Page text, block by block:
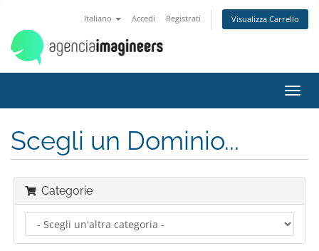
Italiano Accedi Registrati Visualizza Carrello
Attiva
Scegli un Dominio...
Categorie